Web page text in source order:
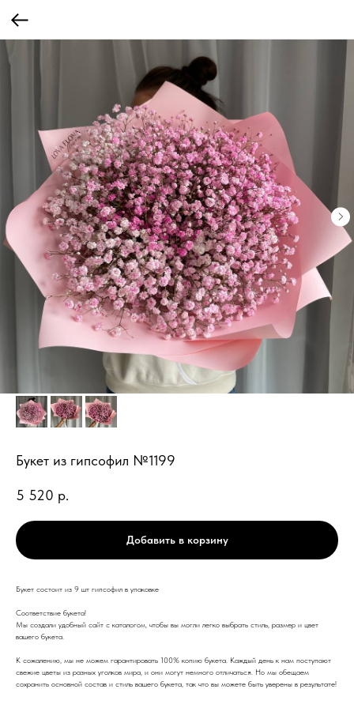
Букет из гипсофил №1199
5 520 р.
Добавить в корзину
Букет состоит из 9 шт гипсофил в упаковке
Соответствие букета!
Мы создали удобный сайт с каталогом, чтобы вы могли легко выбрать стиль, размер и цвет
вашего букета.
К сожалению, мы не можем гарантировать 100% копию букета. Каждый день к нам поступают
свежие цветы из разных уголков мира, и они могут немного отличаться. Но мы обещаем
сохранить основной состав и стиль вашего букета, так что вы можете быть уверены в результате!